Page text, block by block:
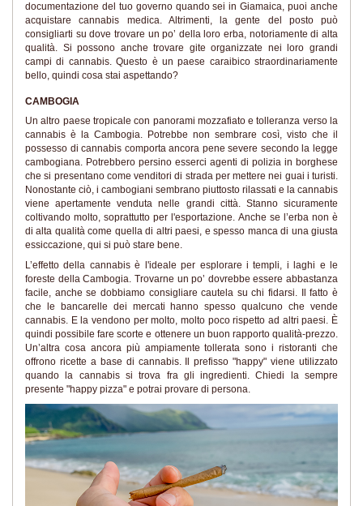
documentazione del tuo governo quando sei in Giamaica, puoi anche
acquistare cannabis medica. Altrimenti, la gente del posto può
consigliarti su dove trovare un po’ della loro erba, notoriamente di alta
qualità. Si possono anche trovare gite organizzate nei loro grandi
campi di cannabis. Questo è un paese caraibico straordinariamente
bello, quindi cosa stai aspettando?
CAMBOGIA
Un altro paese tropicale con panorami mozzafiato e tolleranza verso la
cannabis è la Cambogia. Potrebbe non sembrare così, visto che il
possesso di cannabis comporta ancora pene severe secondo la legge
cambogiana. Potrebbero persino esserci agenti di polizia in borghese
che si presentano come venditori di strada per mettere nei guai i turisti.
Nonostante ciò, i cambogiani sembrano piuttosto rilassati e la cannabis
viene apertamente venduta nelle grandi città. Stanno sicuramente
coltivando molto, soprattutto per l'esportazione. Anche se l’erba non è
di alta qualità come quella di altri paesi, e spesso manca di una giusta
essiccazione, qui si può stare bene.
L’effetto della cannabis è l'ideale per esplorare i templi, i laghi e le
foreste della Cambogia. Trovarne un po’ dovrebbe essere abbastanza
facile, anche se dobbiamo consigliare cautela su chi fidarsi. Il fatto è
che le bancarelle dei mercati hanno spesso qualcuno che vende
cannabis. E la vendono per molto, molto poco rispetto ad altri paesi. È
quindi possibile fare scorte e ottenere un buon rapporto qualità-prezzo.
Un’altra cosa ancora più ampiamente tollerata sono i ristoranti che
offrono ricette a base di cannabis. Il prefisso "happy" viene utilizzato
quando la cannabis si trova fra gli ingredienti. Chiedi la sempre
presente "happy pizza" e potrai provare di persona.